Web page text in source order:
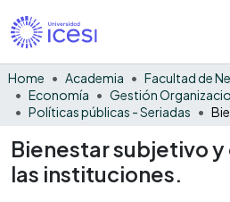
Home Academia
Economía
Gestión
Políticas públicas - Seriadas
Bienestar subjetivo y
las instituciones.